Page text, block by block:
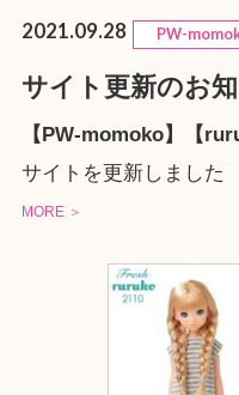
2021.09.28 PW-
サイト更新のお
【PW-momoko】【
サイトを更新しました
MORE ＞